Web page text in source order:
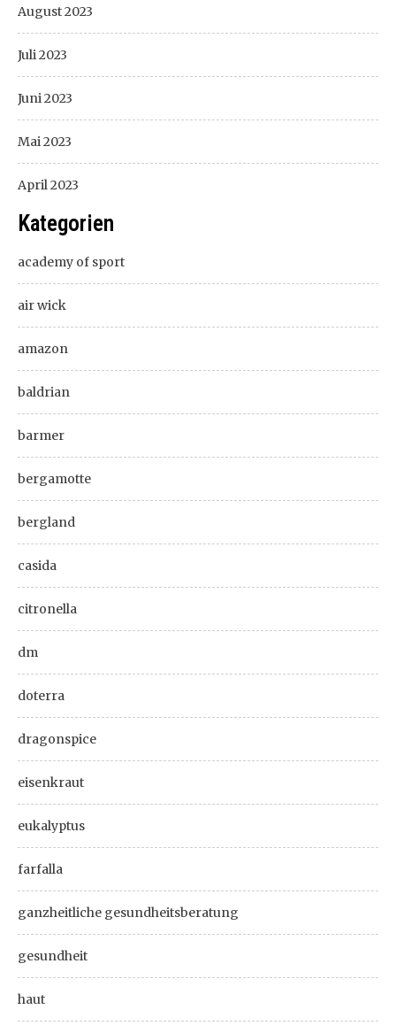
August 2023
Juli 2023
Juni 2023
Mai 2023
April 2023
Kategorien
academy of sport
air wick
amazon
baldrian
barmer
bergamotte
bergland
casida
citronella
dm
doterra
dragonspice
eisenkraut
eukalyptus
farfalla
ganzheitliche gesundheitsberatung
gesundheit
haut